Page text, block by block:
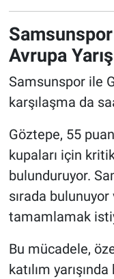
Avrupa
Samsunspor ile
karşılaşma da
Göztepe, 55
kupaları için
bulunduruyor.
sırada
tamamlamak
Bu mücadele,
katılım